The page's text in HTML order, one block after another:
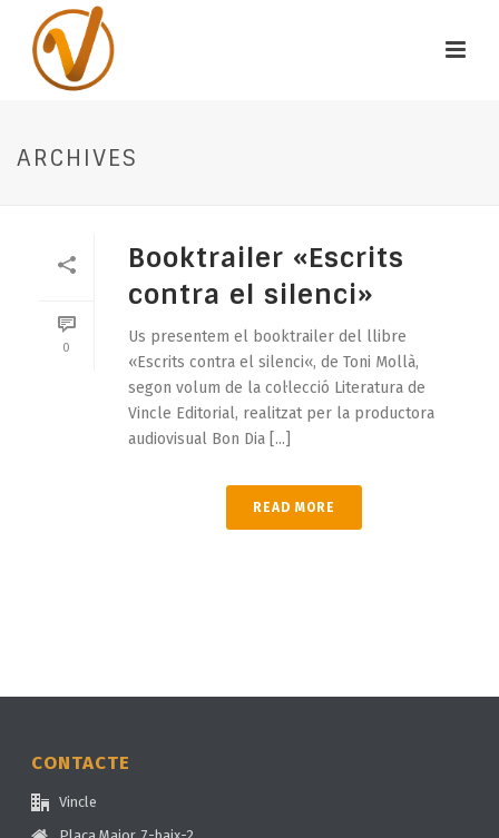
ARCHIVES
0
Booktrailer «Escrits
contra el silenci»
Us presentem el booktrailer del llibre
«Escrits contra el silenci«, de Toni Mollà,
segon volum de la col·lecció Literatura de
Vincle Editorial, realitzat per la productora
audiovisual Bon Dia [...]
READ MORE
CONTACTE
Vincle